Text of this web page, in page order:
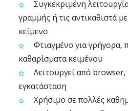
Συγκεκριμένη
γραμμής ή τις αντικαθιστά
κείμενο
Φτιαγμένο για γρήγορα,
καθαρίσματα κειμένου
Λειτουργεί από
εγκατάσταση
Χρήσιμο σε πολλές